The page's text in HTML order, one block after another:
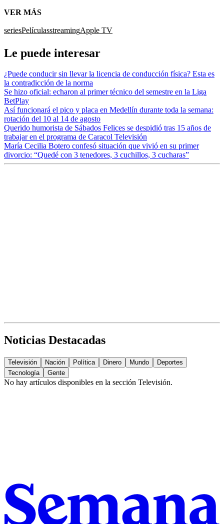
VER MÁS
seriesPelículasstreamingApple TV
Le puede interesar
¿Puede conducir sin llevar la licencia de conducción física? Esta es
la contradicción de la norma
Se hizo oficial: echaron al primer técnico del semestre en la Liga
BetPlay
Así funcionará el pico y placa en Medellín durante toda la semana:
rotación del 10 al 14 de agosto
Querido humorista de Sábados Felices se despidió tras 15 años de
trabajar en el programa de Caracol Televisión
María Cecilia Botero confesó situación que vivió en su primer
divorcio: “Quedé con 3 tenedores, 3 cuchillos, 3 cucharas”
Noticias Destacadas
Televisión Nación Política Dinero Mundo
Deportes
Tecnología
Gente
No hay artículos disponibles en la sección Televisión.